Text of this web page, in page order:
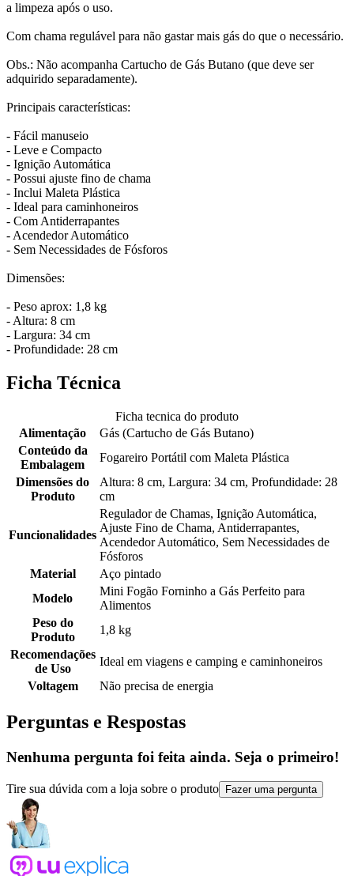
a limpeza após o uso.
Com chama regulável para não gastar mais gás do que o necessário.
Obs.: Não acompanha Cartucho de Gás Butano (que deve ser
adquirido separadamente).
Principais características:
- Fácil manuseio
- Leve e Compacto
- Ignição Automática
- Possui ajuste fino de chama
- Inclui Maleta Plástica
- Ideal para caminhoneiros
- Com Antiderrapantes
- Acendedor Automático
- Sem Necessidades de Fósforos
Dimensões:
- Peso aprox: 1,8 kg
- Altura: 8 cm
- Largura: 34 cm
- Profundidade: 28 cm
Ficha Técnica
Ficha tecnica do produto
Alimentação
Gás (Cartucho de Gás Butano)
Conteúdo da
Embalagem
Fogareiro Portátil com Maleta Plástica
Dimensões do
Produto
Altura: 8 cm, Largura: 34 cm, Profundidade: 28
cm
Funcionalidades
Regulador de Chamas, Ignição Automática,
Ajuste Fino de Chama, Antiderrapantes,
Acendedor Automático, Sem Necessidades de
Fósforos
Material
Aço pintado
Modelo
Mini Fogão Forninho a Gás Perfeito para
Alimentos
Peso do
Produto
1,8 kg
Recomendações
de Uso
Ideal em viagens e camping e caminhoneiros
Voltagem
Não precisa de energia
Perguntas e Respostas
Nenhuma pergunta foi feita ainda. Seja o primeiro!
Tire sua dúvida com a loja sobre o produto Fazer uma pergunta